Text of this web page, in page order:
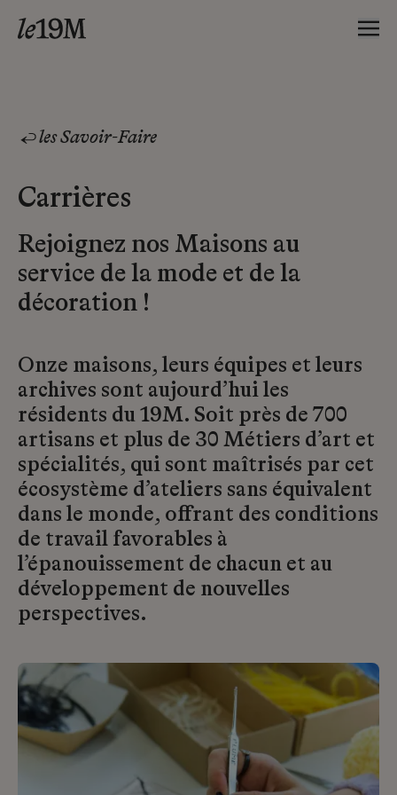
les Savoir-Faire
Carrières
Rejoignez nos Maisons au
service de la mode et de la
décoration !
Onze maisons, leurs équipes et leurs
archives sont aujourd’hui les
résidents du 19M. Soit près de 700
artisans et plus de 30 Métiers d’art et
spécialités, qui sont maîtrisés par cet
écosystème d’ateliers sans équivalent
dans le monde, offrant des conditions
de travail favorables à
l’épanouissement de chacun et au
développement de nouvelles
perspectives.